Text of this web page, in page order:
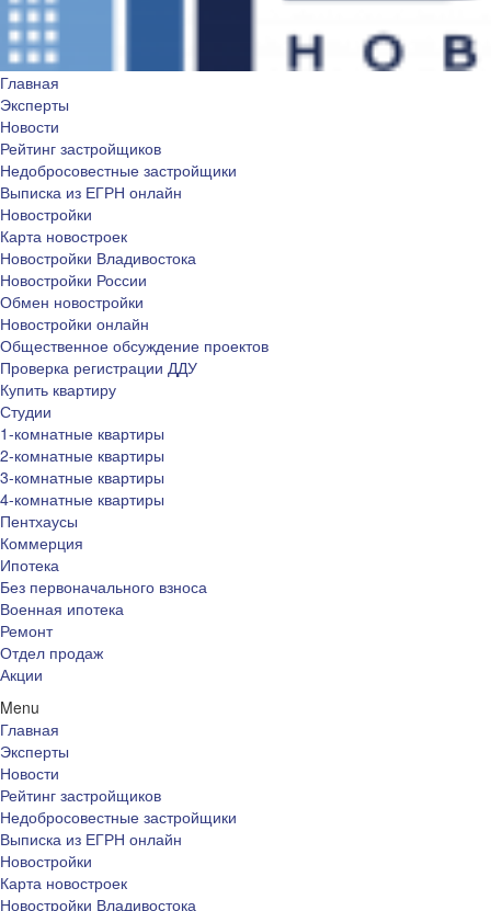
Главная
Эксперты
Новости
Рейтинг застройщиков
Недобросовестные застройщики
Выписка из ЕГРН онлайн
Новостройки
Карта новостроек
Новостройки Владивостока
Новостройки России
Обмен новостройки
Новостройки онлайн
Общественное обсуждение проектов
Проверка регистрации ДДУ
Купить квартиру
Студии
1-комнатные квартиры
2-комнатные квартиры
3-комнатные квартиры
4-комнатные квартиры
Пентхаусы
Коммерция
Ипотека
Без первоначального взноса
Военная ипотека
Ремонт
Отдел продаж
Акции
Menu
Главная
Эксперты
Новости
Рейтинг застройщиков
Недобросовестные застройщики
Выписка из ЕГРН онлайн
Новостройки
Карта новостроек
Новостройки Владивостока